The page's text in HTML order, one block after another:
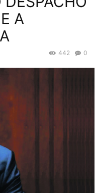
A
0
442